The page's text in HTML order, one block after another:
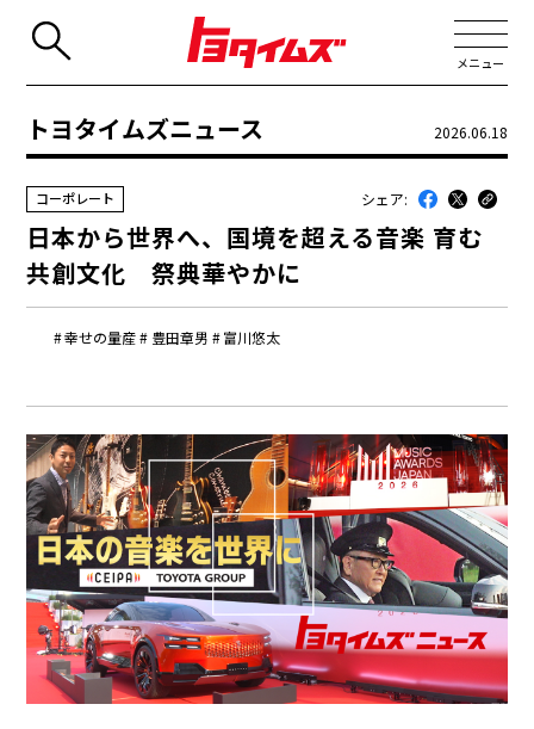
メニュー
JP
最近のトヨタ
連載
コラム
トヨタイムズニュース
トヨタイムズビジネス
トヨタイムズスポーツ
トヨタイムズPodcast
SDGs
経営
トヨタイムズニュース 2026.06.18
幸せの量産 豊田章男 富川悠太
コーポレート シェア:
日本から世界へ、国境を超える音楽 育む
共創文化 祭典華やかに